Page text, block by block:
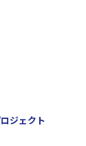
ジェクト